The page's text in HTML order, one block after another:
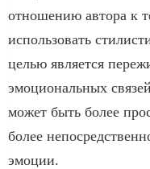
отношению автора к
использовать
целью является
эмоциональных
может быть более
более
эмоции.